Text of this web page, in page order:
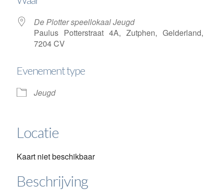
De Plotter speellokaal Jeugd
Paulus Potterstraat 4A, Zutphen, Gelderland,
7204 CV
Evenement type
Jeugd
Locatie
Kaart niet beschikbaar
Beschrijving